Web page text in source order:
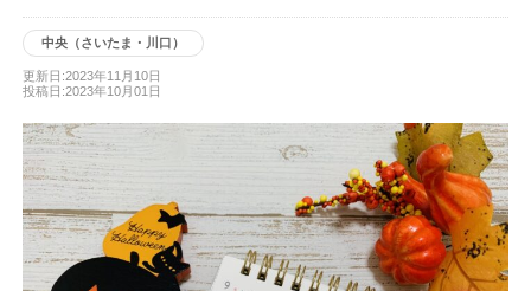
中央（さいたま・川口）
更新日:2023年11月10日
投稿日:2023年10月01日